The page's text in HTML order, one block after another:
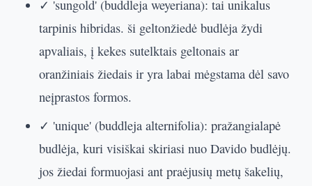
✓ 'sungold' (buddleja weyeriana): tai unikalus
tarpinis hibridas. ši geltonžiedė budlėja žydi
apvaliais, į kekes sutelktais geltonais ar
oranžiniais žiedais ir yra labai mėgstama dėl savo
neįprastos formos.
✓ 'unique' (buddleja alternifolia): pražangialapė
budlėja, kuri visiškai skiriasi nuo Davido budlėjų.
jos žiedai formuojasi ant praėjusių metų šakelių,